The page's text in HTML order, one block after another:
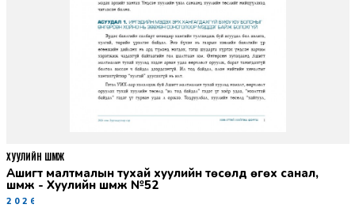
Ашигт малтмалын тухай хуулийн төсөлд өгөх санал,
шүүмж - Хуулийн шүүмж №52
2026-06-29
ХУУЛИЙН ШҮҮМЖ